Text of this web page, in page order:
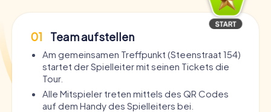
01 Team aufstellen
Am gemeinsamen Treffpunkt (Steenstraat 154)
startet der Spielleiter mit seinen Tickets die
Tour.
Alle Mitspieler treten mittels des QR Codes
auf dem Handy des Spielleiters bei.